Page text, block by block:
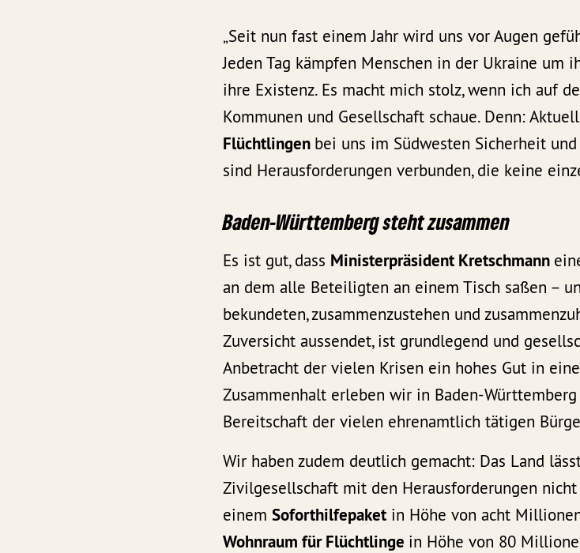
„Seit nun fast einem Jahr wird uns vor Augen
Jeden Tag kämpfen Menschen in der Ukraine um
ihre Existenz. Es macht mich stolz, wenn ich auf
Kommunen und Gesellschaft schaue. Denn:
Flüchtlingen bei uns im Südwesten Sicherheit
sind Herausforderungen verbunden, die keine
Baden-Württemberg steht zusammen
Es ist gut, dass Ministerpräsident Kretschmann
an dem alle Beteiligten an einem Tisch saßen –
bekundeten, zusammenzustehen und
Zuversicht aussendet, ist grundlegend und
Anbetracht der vielen Krisen ein hohes Gut in
Zusammenhalt erleben wir in Baden-
Bereitschaft der vielen ehrenamtlich tätigen
Wir haben zudem deutlich gemacht: Das Land
Zivilgesellschaft mit den Herausforderungen
einemSoforthilfepaket in Höhe von acht
Wohnraum für Flüchtlinge in Höhe von 80